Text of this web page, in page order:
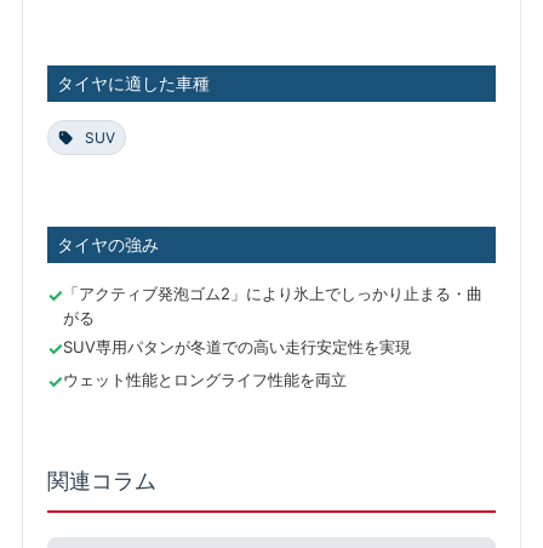
タイヤに適した車種
SUV
タイヤの強み
「アクティブ発泡ゴム2」により氷上でしっかり止まる・曲
がる
SUV専用パタンが冬道での高い走行安定性を実現
ウェット性能とロングライフ性能を両立
関連コラム